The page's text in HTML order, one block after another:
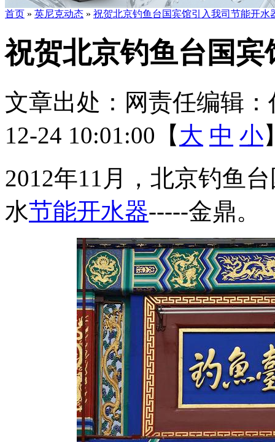
首页 » 英尼克动态 » 祝贺北京钓鱼台国宾馆引入我司节能开水
祝贺北京钓鱼台国
文章出处： 网责任编辑：
12-24 10:01:00【 大 中 小
2012年11月，北京钓鱼
水节能开水器-----金鼎。